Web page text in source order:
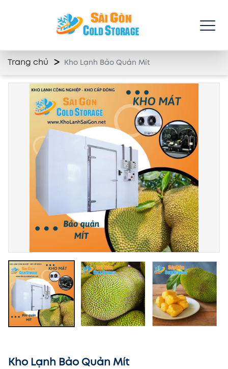
Trang chủ Kho Lạnh Bảo Quản Mít
Kho Lạnh Bảo Quản Mít